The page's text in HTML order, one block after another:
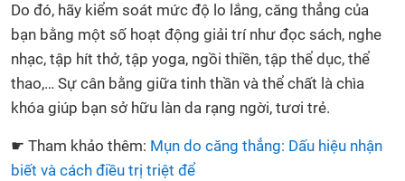
Do đó, hãy kiểm soát mức độ lo lắng, căng thẳng của
bạn bằng một số hoạt động giải trí như đọc sách, nghe
nhạc, tập hít thở, tập yoga, ngồi thiền, tập thể dục, thể
thao,… Sự cân bằng giữa tinh thần và thể chất là chìa
khóa giúp bạn sở hữu làn da rạng ngời, tươi trẻ.
☛ Tham khảo thêm: Mụn do căng thẳng: Dấu hiệu nhận
biết và cách điều trị triệt để